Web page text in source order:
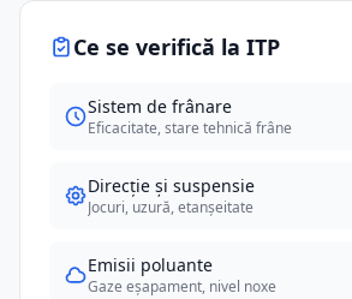
Ce se verifică la ITP
Sistem de frânare
Eficacitate, stare tehnică frâne
Direcție și suspensie
Jocuri, uzură, etanșeitate
Emisii poluante
Gaze eșapament, nivel noxe